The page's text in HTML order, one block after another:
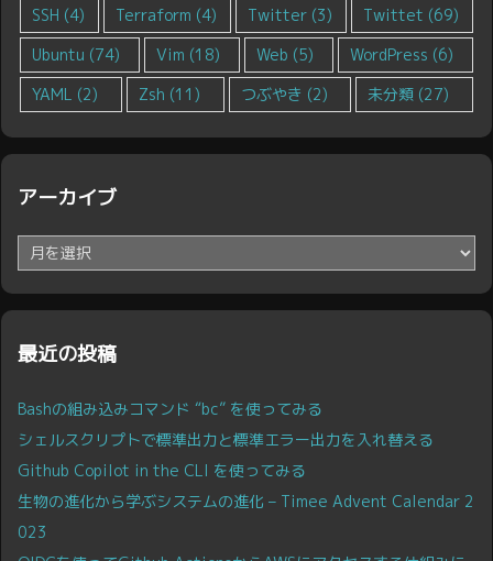
SSH (4) Terraform (4) Twitter (3) Twittet (69)
Ubuntu (74) Vim (18) Web (5) WordPress (6)
YAML (2) Zsh (11) つぶやき (2) 未分類 (27)
アーカイブ
ー
カ
イ
最近の投稿
Bashの組み込みコマンド “bc” を使ってみる
シェルスクリプトで標準出力と標準エラー出力を入れ替える
Github Copilot in the CLI を使ってみる
生物の進化から学ぶシステムの進化 – Timee Advent Calendar 2
023